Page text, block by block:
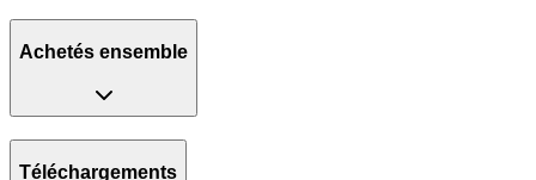
Achetés ensemble
Téléchargements